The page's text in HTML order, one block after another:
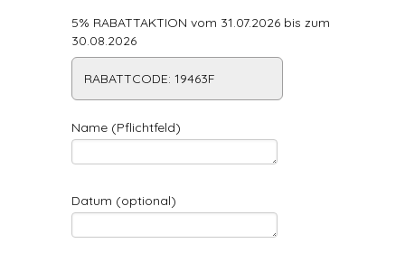
5% RABATTAKTION vom 31.07.2026 bis zum
30.08.2026
RABATTCODE: 19463F
Name (Pflichtfeld)
Datum (optional)